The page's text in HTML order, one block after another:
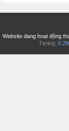
Website đang hoạt động
Timing: